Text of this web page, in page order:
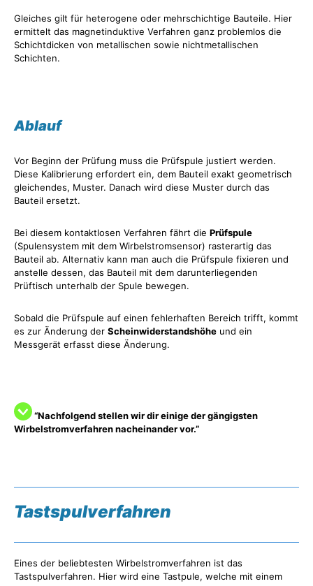
Gleiches gilt für heterogene oder mehrschichtige Bauteile. Hier
ermittelt das magnetinduktive Verfahren ganz problemlos die
Schichtdicken von metallischen sowie nichtmetallischen
Schichten.
Ablauf
Vor Beginn der Prüfung muss die Prüfspule justiert werden.
Diese Kalibrierung erfordert ein, dem Bauteil exakt geometrisch
gleichendes, Muster. Danach wird diese Muster durch das
Bauteil ersetzt.
Bei diesem kontaktlosen Verfahren fährt die Prüfspule
(Spulensystem mit dem Wirbelstromsensor) rasterartig das
Bauteil ab. Alternativ kann man auch die Prüfspule fixieren und
anstelle dessen, das Bauteil mit dem darunterliegenden
Prüftisch unterhalb der Spule bewegen.
Sobald die Prüfspule auf einen fehlerhaften Bereich trifft, kommt
es zur Änderung der Scheinwiderstandshöhe und ein
Messgerät erfasst diese Änderung.
“Nachfolgend stellen wir dir einige der gängigsten
Wirbelstromverfahren nacheinander vor.”
Tastspulverfahren
Eines der beliebtesten Wirbelstromverfahren ist das
Tastspulverfahren. Hier wird eine Tastpule, welche mit einem